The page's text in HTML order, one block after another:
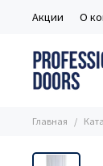
Акции О
Главная